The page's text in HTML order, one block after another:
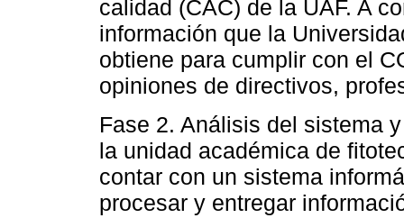
calidad (CAC) de la UAF. A
información que la
obtiene para cumplir con el
opiniones de directivos,
Fase 2. Análisis del sistema
la unidad académica de
contar con un sistema
procesar y entregar